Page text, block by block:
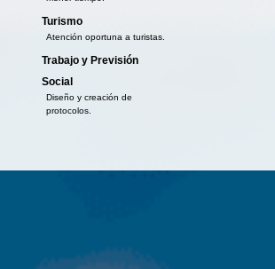
Turismo
Atención oportuna a turistas.
Trabajo y Previsión
Social
Diseño y creación de
protocolos.